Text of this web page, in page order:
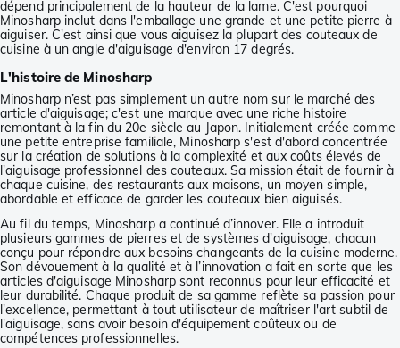
dépend principalement de la hauteur de la lame. C'est pourquoi
Minosharp inclut dans l'emballage une grande et une petite pierre à
aiguiser. C'est ainsi que vous aiguisez la plupart des couteaux de
cuisine à un angle d'aiguisage d'environ 17 degrés.
L'histoire de Minosharp
Minosharp n’est pas simplement un autre nom sur le marché des
article d'aiguisage; c'est une marque avec une riche histoire
remontant à la fin du 20e siècle au Japon. Initialement créée comme
une petite entreprise familiale, Minosharp s'est d'abord concentrée
sur la création de solutions à la complexité et aux coûts élevés de
l'aiguisage professionnel des couteaux. Sa mission était de fournir à
chaque cuisine, des restaurants aux maisons, un moyen simple,
abordable et efficace de garder les couteaux bien aiguisés.
Au fil du temps, Minosharp a continué d’innover. Elle a introduit
plusieurs gammes de pierres et de systèmes d'aiguisage, chacun
conçu pour répondre aux besoins changeants de la cuisine moderne.
Son dévouement à la qualité et à l’innovation a fait en sorte que les
articles d'aiguisage Minosharp sont reconnus pour leur efficacité et
leur durabilité. Chaque produit de sa gamme reflète sa passion pour
l'excellence, permettant à tout utilisateur de maîtriser l'art subtil de
l'aiguisage, sans avoir besoin d'équipement coûteux ou de
compétences professionnelles.